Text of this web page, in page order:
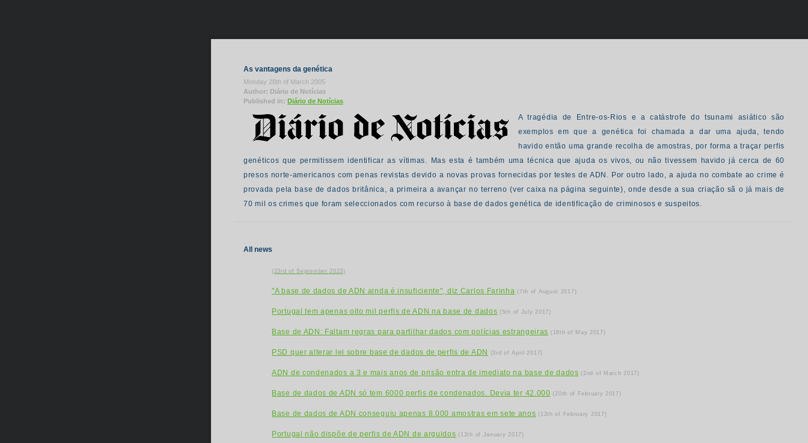
As vantagens da genética
Monday 28th of March 2005
Author: Diário de Notícias
Published in: Diário de Notícias
A tragédia de Entre-os-Rios e a catástrofe do tsunami asiático são
exemplos em que a genética foi chamada a dar uma ajuda, tendo
havido então uma grande recolha de amostras, por forma a traçar perfis
genéticos que permitissem identificar as vítimas. Mas esta é também uma técnica que ajuda os vivos, ou não tivessem havido já cerca de 60
presos norte-americanos com penas revistas devido a novas provas fornecidas por testes de ADN. Por outro lado, a ajuda no combate ao crime é
provada pela base de dados britânica, a primeira a avançar no terreno (ver caixa na página seguinte), onde desde a sua criação sã o já mais de
70 mil os crimes que foram seleccionados com recurso à base de dados genética de identificação de criminosos e suspeitos.
All news
(23rd of September 2023)
"A base de dados de ADN ainda é insuficiente", diz Carlos Farinha (7th of August 2017)
Portugal tem apenas oito mil perfis de ADN na base de dados (5th of July 2017)
Base de ADN: Faltam regras para partilhar dados com polícias estrangeiras (18th of May 2017)
PSD quer alterar lei sobre base de dados de perfis de ADN (3rd of April 2017)
ADN de condenados a 3 e mais anos de prisão entra de imediato na base de dados (2nd of March 2017)
Base de dados de ADN só tem 6000 perfis de condenados. Devia ter 42.000 (20th of February 2017)
Base de dados de ADN conseguiu apenas 8.000 amostras em sete anos (12th of February 2017)
Portugal não dispõe de perfis de ADN de arguidos (12th of January 2017)